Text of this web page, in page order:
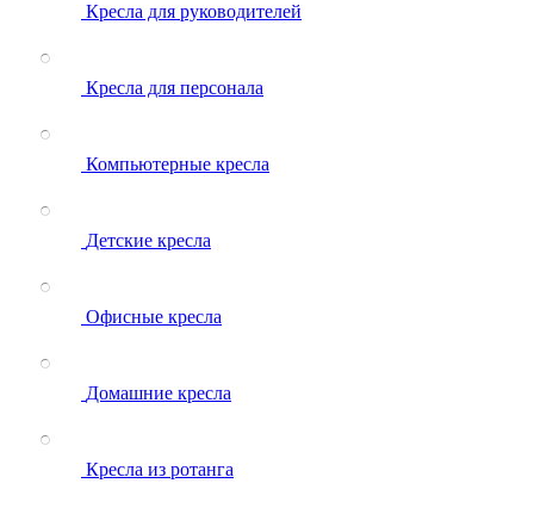
Кресла для руководителей
Кресла для персонала
Компьютерные кресла
Детские кресла
Офисные кресла
Домашние кресла
Кресла из ротанга